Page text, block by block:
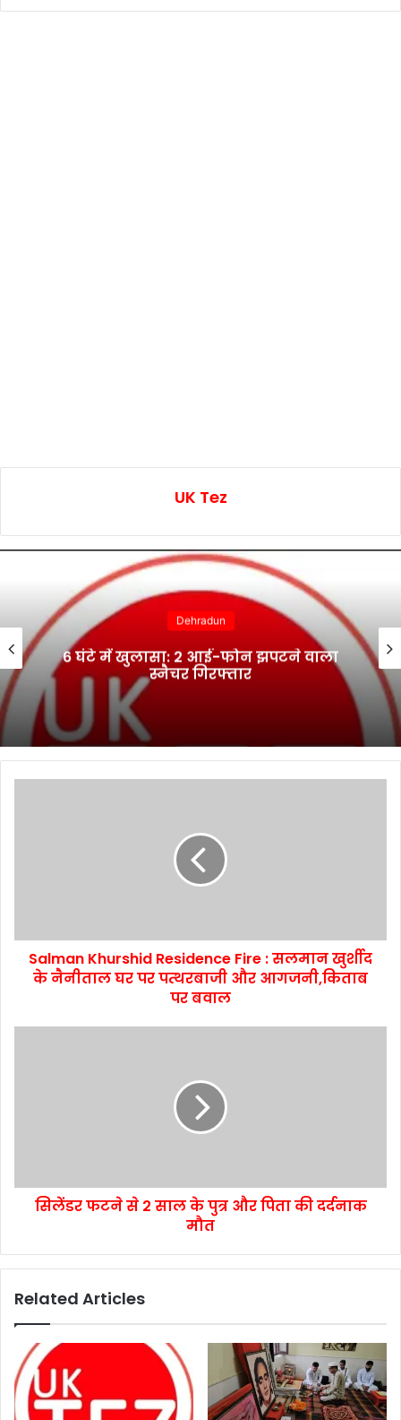
UK Tez
Dehradun
भानियावाला में आयोजित स्वैच्छिक रक्तदान
शिविर में 41 रक्तवीरों ने किया रक्तदान
Salman Khurshid Residence Fire : सलमान खुर्शीद
के नैनीताल घर पर पत्थरबाजी और आगजनी,किताब
पर बवाल
सिलेंडर फटने से 2 साल के पुत्र और पिता की दर्दनाक
मौत
Related Articles